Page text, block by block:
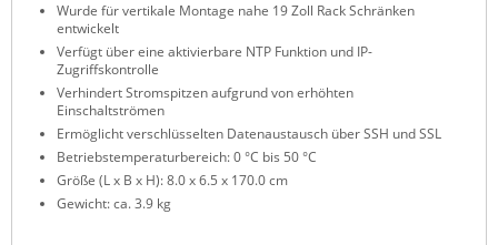
Wurde für vertikale Montage nahe 19 Zoll Rack Schränken
entwickelt
Verfügt über eine aktivierbare NTP Funktion und IP-
Zugriffskontrolle
Verhindert Stromspitzen aufgrund von erhöhten
Einschaltströmen
Ermöglicht verschlüsselten Datenaustausch über SSH und SSL
Betriebstemperaturbereich: 0 °C bis 50 °C
Größe (L x B x H): 8.0 x 6.5 x 170.0 cm
Gewicht: ca. 3.9 kg